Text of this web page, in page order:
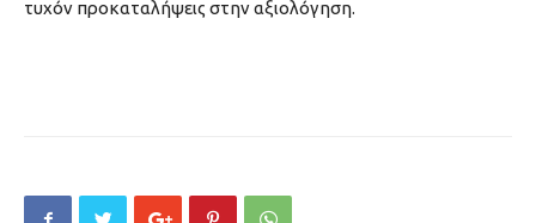
τυχόν προκαταλήψεις στην αξιολόγηση.